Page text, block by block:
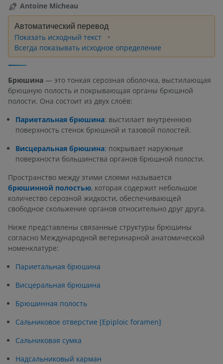
Antoine Micheau
Автоматический перевод
Показать исходный текст
Всегда показывать исходное определение
Брюшина — это тонкая серозная оболочка, выстилающая
брюшную полость и покрывающая органы брюшной
полости. Она состоит из двух слоёв:
Париетальная брюшина: выстилает внутреннюю
поверхность стенок брюшной и тазовой полостей.
Висцеральная брюшина: покрывает наружные
поверхности большинства органов брюшной полости.
Пространство между этими слоями называется
брюшинной полостью, которая содержит небольшое
количество серозной жидкости, обеспечивающей
свободное скольжение органов относительно друг друга.
Ниже представлены связанные структуры брюшины
согласно Международной ветеринарной анатомической
номенклатуре:
Париетальная брюшина
Висцеральная брюшина
Брюшинная полость
Сальниковое отверстие [Epiploic foramen]
Сальниковая сумка
Надсальниковый карман